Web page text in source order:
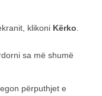
klikoni Kërko
sa më shumë
përputhjet e